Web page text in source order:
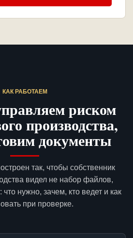
КАК РАБОТАЕМ
риском
производства,
документы
так, чтобы собственник
видел не набор файлов,
нужно, зачем, кто ведет и как
при проверке.